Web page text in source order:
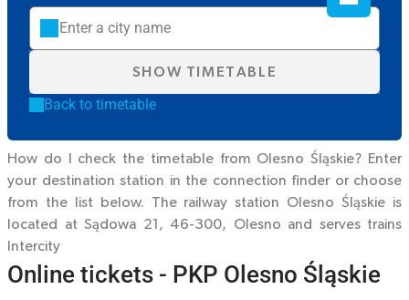
SHOW TIMETABLE
Back to timetable
How do I check the timetable from Olesno Śląskie? Enter
your destination station in the connection finder or choose
from the list below. The railway station Olesno Śląskie is
located at Sądowa 21, 46-300, Olesno and serves trains
Intercity
Online tickets - PKP Olesno Śląskie